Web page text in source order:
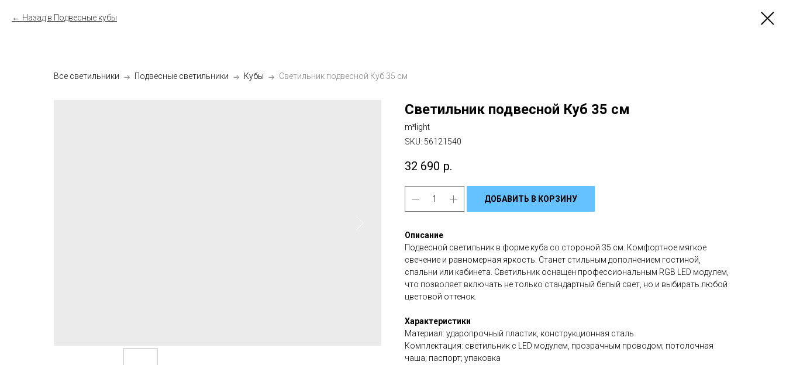
Назад в Подвесные кубы
Все светильники Подвесные светильники Кубы Светильник подвесной Куб 35 см
Светильник подвесной Куб 35 см
m³light
SKU: 56121540
32 690 р.
ДОБАВИТЬ В КОРЗИНУ
Описание
Подвесной светильник в форме куба со стороной 35 см. Комфортное мягкое
свечение и равномерная яркость. Станет стильным дополнением гостиной,
спальни или кабинета. Светильник оснащен профессиональным RGB LED модулем,
что позволяет включать не только стандартный белый свет, но и выбирать любой
цветовой оттенок.
Характеристики
Материал: ударопрочный пластик, конструкционная сталь
Комплектация: светильник с LED модулем, прозрачным проводом; потолочная
чаша; паспорт; упаковка